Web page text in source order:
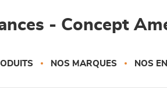
- Concept
NOS MARQUES NOS